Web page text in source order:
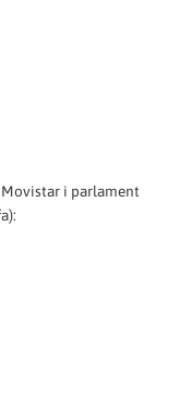
i parlament